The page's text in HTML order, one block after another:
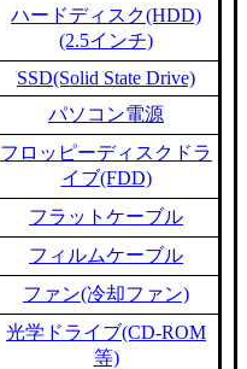
ハードディスク(HDD)
(2.5インチ)
SSD(Solid State Drive)
パソコン電源
フロッピーディスクドラ
イブ(FDD)
フラットケーブル
フィルムケーブル
ファン(冷却ファン)
光学ドライブ(CD-ROM
等)